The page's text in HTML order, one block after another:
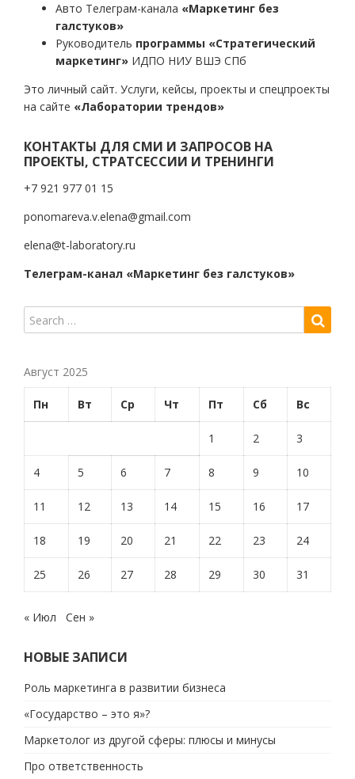
Авто Телеграм-канала «Маркетинг без
галстуков»
Руководитель программы «Стратегический
маркетинг» ИДПО НИУ ВШЭ СПб
Это личный сайт. Услуги, кейсы, проекты и спецпроекты
на сайте «Лаборатории трендов»
КОНТАКТЫ ДЛЯ СМИ И ЗАПРОСОВ НА
ПРОЕКТЫ, СТРАТСЕССИИ И ТРЕНИНГИ
+7 921 977 01 15
ponomareva.v.elena@gmail.com
elena@t-laboratory.ru
Телеграм-канал «Маркетинг без галстуков»
Август 2025
Пн Вт Ср Чт Пт Сб Вс
1 2 3
4 5 6 7 8 9 10
11 12 13 14 15 16 17
18 19 20 21 22 23 24
25 26 27 28 29 30 31
« Июл Сен »
НОВЫЕ ЗАПИСИ
Роль маркетинга в развитии бизнеса
«Государство – это я»?
Маркетолог из другой сферы: плюсы и минусы
Про ответственность